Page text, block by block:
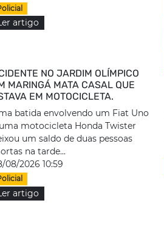
artigo
NO JARDIM OLÍMPICO
MARINGÁ MATA CASAL QUE
EM MOTOCICLETA.
batida envolvendo um Fiat Uno
motocicleta Honda Twister
um saldo de duas pessoas
na tarde...
08/2026 10:59
artigo